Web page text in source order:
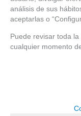
PEGATINAS TATTOOS
LAUNCH DATE
Tuesday, 26 April 2022
análisis de sus
aceptarlas o
Puede revisar toda
cualquier momento